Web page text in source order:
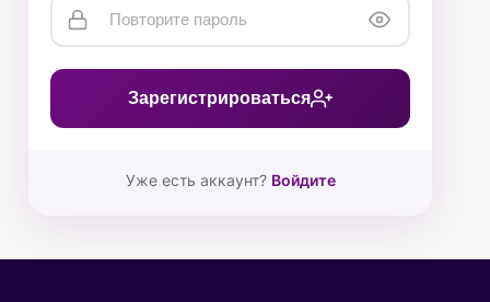
Зарегистрироваться
Уже есть аккаунт? Войдите